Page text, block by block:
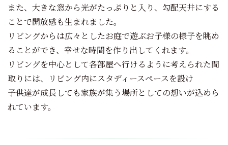
また、大きな窓から光がたっぷりと入り、勾配天井にする
ことで開放感も生まれました。
リビングからは広々としたお庭で遊ぶお子様の様子を眺め
ることができ、幸せな時間を作り出してくれます。
リビングを中心として各部屋へ行けるように考えられた間
取りには、リビング内にスタディースペースを設け
子供達が成長しても家族が集う場所としての想いが込めら
れています。